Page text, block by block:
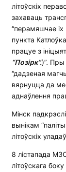
літоўскіх
захаваць
“перамяшчае
пункта
працуе з
“Позірк”.)”. Пры
“дадзеная
вярнуцца да
аднаўлення
Мінск
вынікам
літоўскіх
8 лістапада
літоўскага